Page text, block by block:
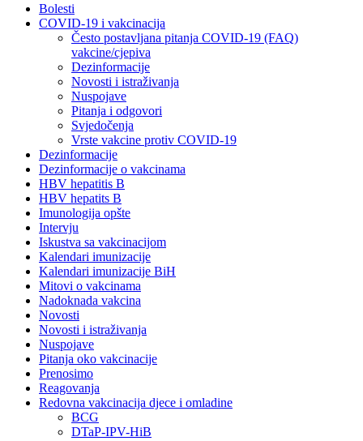
Bolesti
COVID-19 i vakcinacija
Često postavljana pitanja COVID-19 (FAQ)
vakcine/cjepiva
Dezinformacije
Novosti i istraživanja
Nuspojave
Pitanja i odgovori
Svjedočenja
Vrste vakcine protiv COVID-19
Dezinformacije
Dezinformacije o vakcinama
HBV hepatitis B
HBV hepatits B
Imunologija opšte
Intervju
Iskustva sa vakcinacijom
Kalendari imunizacije
Kalendari imunizacije BiH
Mitovi o vakcinama
Nadoknada vakcina
Novosti
Novosti i istraživanja
Nuspojave
Pitanja oko vakcinacije
Prenosimo
Reagovanja
Redovna vakcinacija djece i omladine
BCG
DTaP-IPV-HiB